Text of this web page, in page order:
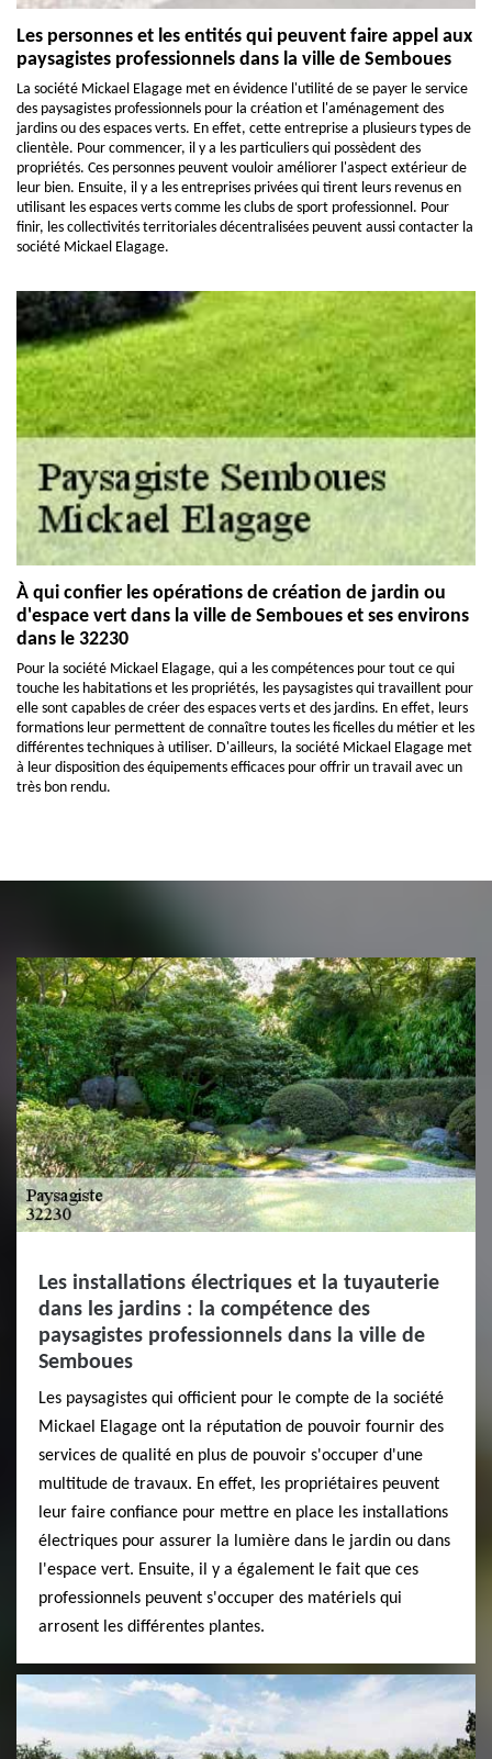
Les personnes et les entités qui peuvent faire appel aux
paysagistes professionnels dans la ville de Semboues
La société Mickael Elagage met en évidence l'utilité de se payer le service
des paysagistes professionnels pour la création et l'aménagement des
jardins ou des espaces verts. En effet, cette entreprise a plusieurs types de
clientèle. Pour commencer, il y a les particuliers qui possèdent des
propriétés. Ces personnes peuvent vouloir améliorer l'aspect extérieur de
leur bien. Ensuite, il y a les entreprises privées qui tirent leurs revenus en
utilisant les espaces verts comme les clubs de sport professionnel. Pour
finir, les collectivités territoriales décentralisées peuvent aussi contacter la
société Mickael Elagage.
À qui confier les opérations de création de jardin ou
d'espace vert dans la ville de Semboues et ses environs
dans le 32230
Pour la société Mickael Elagage, qui a les compétences pour tout ce qui
touche les habitations et les propriétés, les paysagistes qui travaillent pour
elle sont capables de créer des espaces verts et des jardins. En effet, leurs
formations leur permettent de connaître toutes les ficelles du métier et les
différentes techniques à utiliser. D'ailleurs, la société Mickael Elagage met
à leur disposition des équipements efficaces pour offrir un travail avec un
très bon rendu.
Les installations électriques et la tuyauterie
dans les jardins : la compétence des
paysagistes professionnels dans la ville de
Semboues
Les paysagistes qui officient pour le compte de la société
Mickael Elagage ont la réputation de pouvoir fournir des
services de qualité en plus de pouvoir s'occuper d'une
multitude de travaux. En effet, les propriétaires peuvent
leur faire confiance pour mettre en place les installations
électriques pour assurer la lumière dans le jardin ou dans
l'espace vert. Ensuite, il y a également le fait que ces
professionnels peuvent s'occuper des matériels qui
arrosent les différentes plantes.